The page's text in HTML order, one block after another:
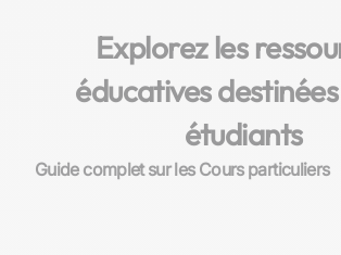
Explorez les
éducatives
étudiants
Guide complet sur les Cours particuliers